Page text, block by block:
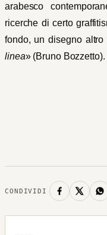
arabesco
ricerche di certo
fondo, un disegno
linea»(Bruno Bozzetto).
CONDIVIDI